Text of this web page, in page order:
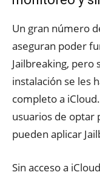
Un gran número
aseguran poder
Jailbreaking,
instalación se les
completo a
usuarios de optar
pueden aplicar
Sin acceso a